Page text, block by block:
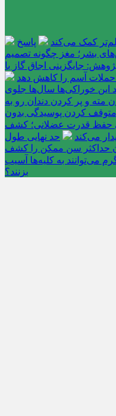
کمک می‌کند
پاسخ
بشر؛ مغز چگونه تصمیم
جایگزینی اجاق گاز با
حملات آسم را کاهش دهد
خوراکی‌ها سال‌ها جلوی
مته و پر کردن دندان رو به
کردن پوسیدگی بدون
حفظ قدرت عضلانی؛ کشف
می‌کند
حد نهایی طول
حداکثر سن ممکن را کشف
می‌توانند به کلیه‌ها آسیب
بزنند؟